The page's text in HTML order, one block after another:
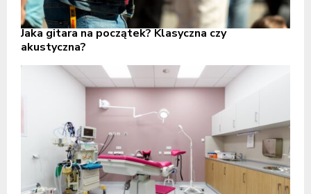
Jaka gitara na początek? Klasyczna czy
akustyczna?